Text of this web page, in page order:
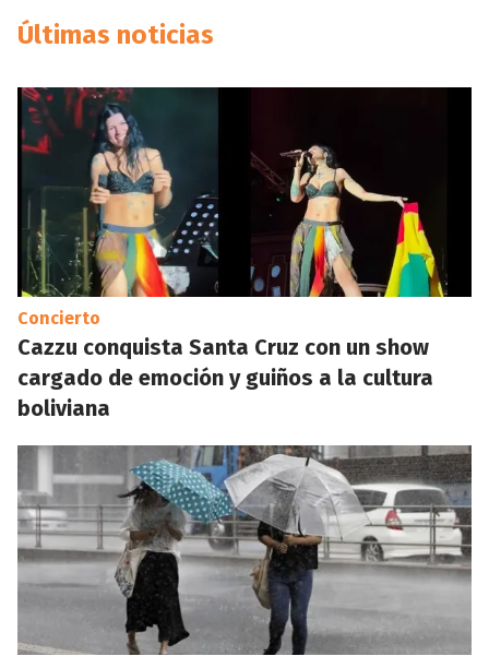
Últimas noticias
Concierto
Cazzu conquista Santa Cruz con un show
cargado de emoción y guiños a la cultura
boliviana